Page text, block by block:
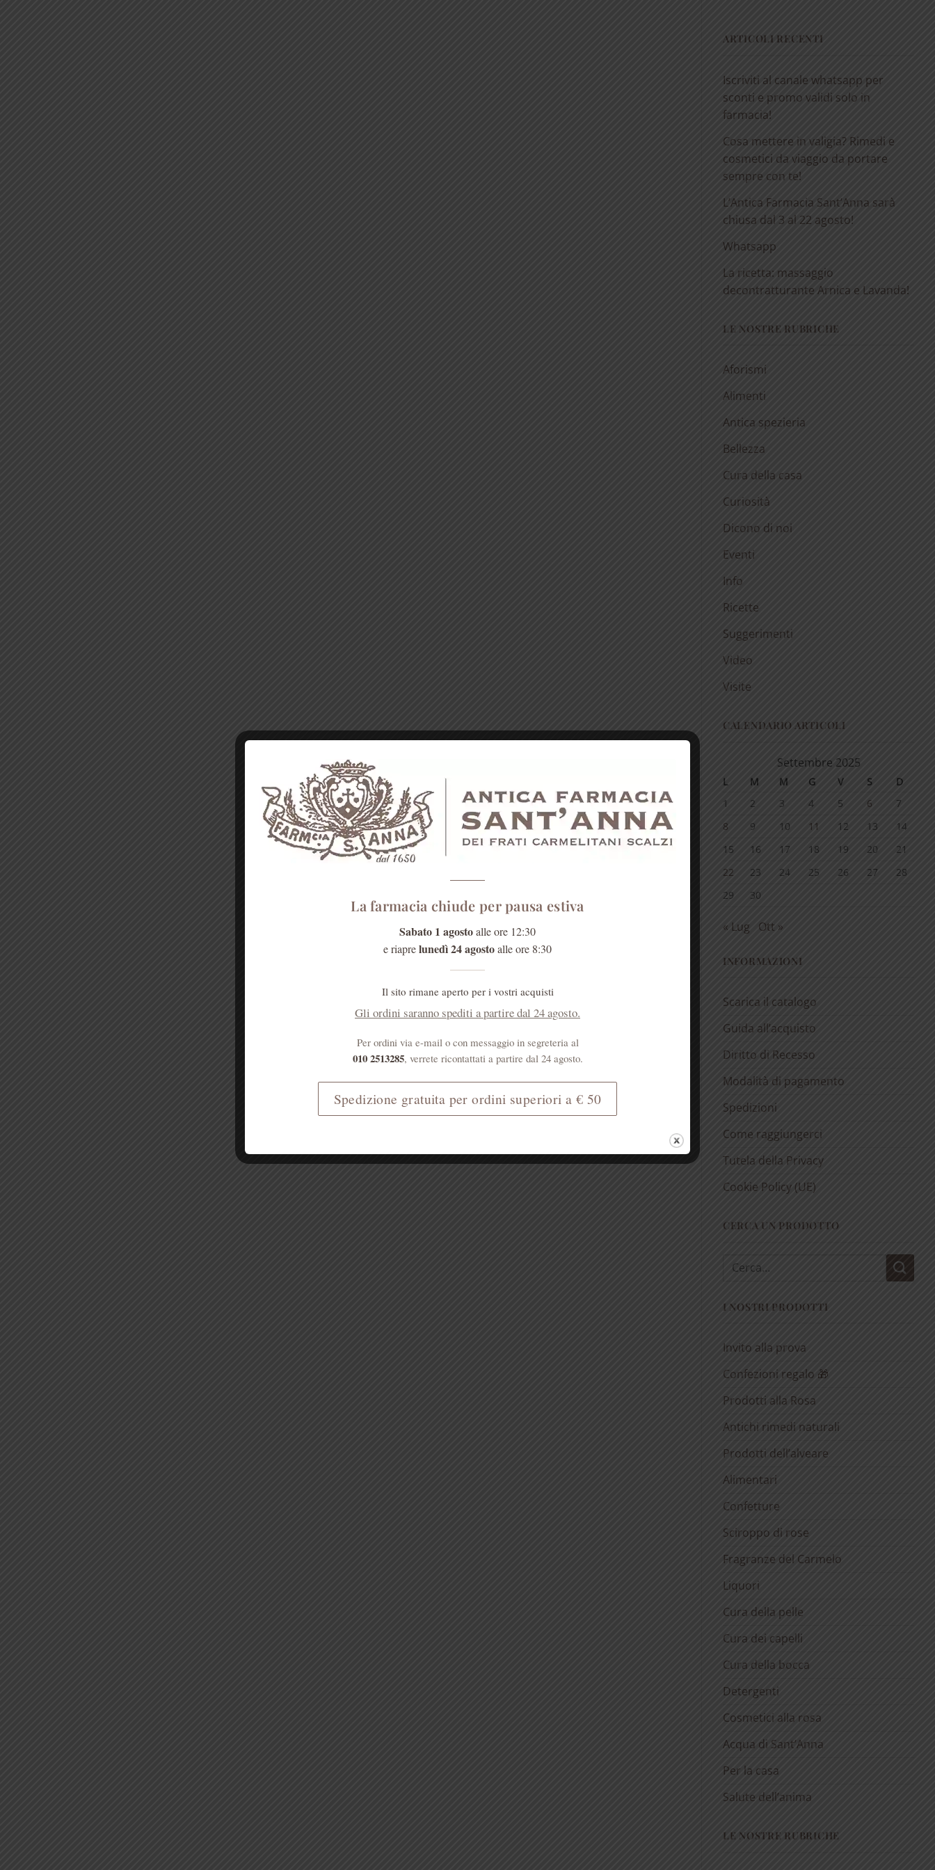
ARTICOLI RECENTI
Iscriviti al canale whatsapp per
sconti e promo validi solo in
farmacia!
Cosa mettere in valigia? Rimedi e
cosmetici da viaggio da portare
sempre con te!
L’Antica Farmacia Sant’Anna sarà
chiusa dal 3 al 22 agosto!
Whatsapp
La ricetta: massaggio
decontratturante Arnica e Lavanda!
LE NOSTRE RUBRICHE
Aforismi
Alimenti
Antica spezieria
Bellezza
Cura della casa
Curiosità
Dicono di noi
Eventi
Info
Ricette
Suggerimenti
Video
Visite
CALENDARIO ARTICOLI
Settembre 2025
L M M G V S
D
1
2 3 4 5 6
7
8
9 10 11 12 13
14
15
16 17 18 19 20
21
22
23 24 25 26 27
28
29
30
« Lug Ott »
INFORMAZIONI
Scarica il catalogo
Guida all’acquisto
Diritto di Recesso
Modalità di pagamento
Spedizioni
Come raggiungerci
Tutela della Privacy
Cookie Policy (UE)
CERCA UN PRODOTTO
Cerca:
I NOSTRI PRODOTTI
Invito alla prova
Confezioni regalo 🎁
Prodotti alla Rosa
Antichi rimedi naturali
Prodotti dell’alveare
Alimentari
Confetture
Sciroppo di rose
Fragranze del Carmelo
Liquori
Cura della pelle
Cura dei capelli
Cura della bocca
Detergenti
Cosmetici alla rosa
Acqua di Sant’Anna
Per la casa
Salute dell’anima
LE NOSTRE RUBRICHE
La farmacia chiude per pausa estiva
Sabato 1 agostoalle ore 12:30
e riaprelunedì 24 agostoalle ore 8:30
Il sito rimane aperto per i vostri acquisti
Gli ordini saranno spediti a partire dal 24 agosto.
Per ordini via e-mail o con messaggio in segreteria al
010 2513285, verrete ricontattati a partire dal 24 agosto.
Spedizione gratuita per ordini superiori a € 50